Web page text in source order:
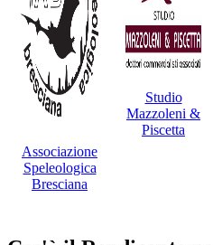
Associazione
Speleologica
Bresciana
Studio
Mazzoleni &
Piscetta